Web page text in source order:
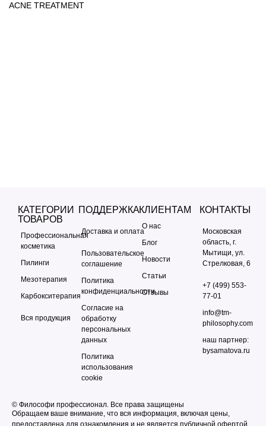
ACNE TREATMENT
КАТЕГОРИИ
ТОВАРОВ
Профессиональная
косметика
Пилинги
Мезотерапия
Карбокситерапия
Вся продукция
ПОДДЕРЖКА
Доставка и оплата
Пользовательское
соглашение
Политика
конфиденциальности
Согласие на
обработку
персональных
данных
Политика
использования
cookie
КЛИЕНТАМ
О нас
Блог
Новости
Статьи
Отзывы
КОНТАКТЫ
Московская
область, г.
Мытищи, ул.
Стрелковая, 6
+7 (499) 553-
77-01
info@tm-
philosophy.com
наш партнер:
bysamatova.ru
© Философи профессионал. Все права защищены
Обращаем ваше внимание, что вся информация, включая цены,
предоставлена для ознакомления и не является публичной офертой